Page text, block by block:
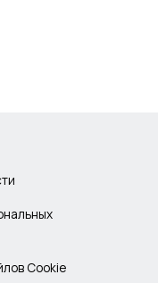
Cookie